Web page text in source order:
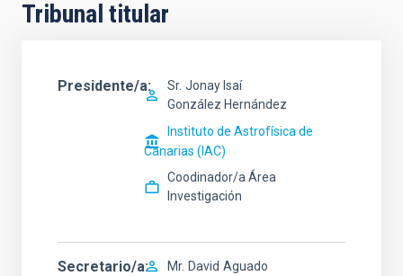
Tribunal titular
Presidente/a Sr. Jonay Isaí
González Hernández
Instituto de Astrofísica de
Canarias (IAC)
Coodinador/a Área
Investigación
Secretario/a Mr. David Aguado